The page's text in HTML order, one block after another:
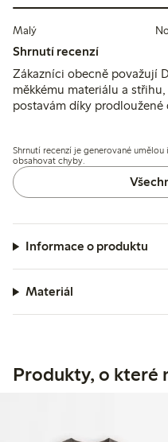
Malý
Shrnutí recenzí
Zákazníci obecně považují
měkkému materiálu a
postavám díky prodloužené
změny v tloušťce
zmínilo drobné problémy
štítku.
Shrnutí recenzí je generované
obsahovat chyby.
Informace o produktu
Materiál
Produkty, o které